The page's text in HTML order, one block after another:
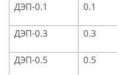
ДЭП-0.1
0.1
ДЭП-0.3
0.3
ДЭП-0.5
0.5